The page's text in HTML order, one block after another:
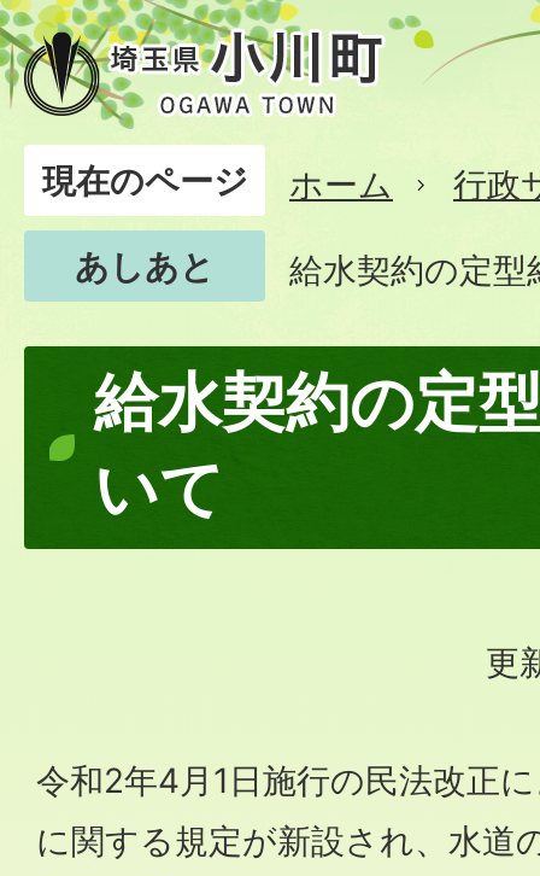
現在のページ ホーム
行政
あしあと
給水契約の定
給水契約の定
いて
更
令和2年4月1日施行の民法改正
に関する規定が新設され、水道